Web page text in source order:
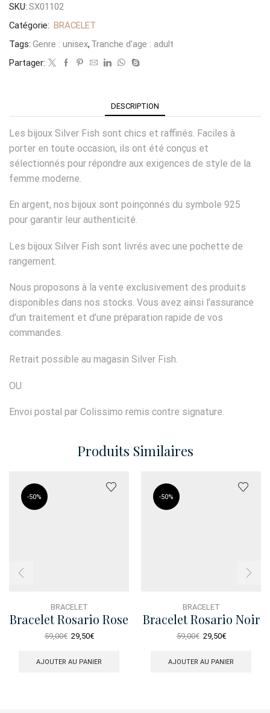
SKU: SX01102
Catégorie: BRACELET
Tags: Genre : unisex, Tranche d'age : adult
Partager:
DESCRIPTION
Les bijoux Silver Fish sont chics et raffinés. Faciles à
porter en toute occasion, ils ont été conçus et
sélectionnés pour répondre aux exigences de style de la
femme moderne.
En argent, nos bijoux sont poinçonnés du symbole 925
pour garantir leur authenticité.
Les bijoux Silver Fish sont livrés avec une pochette de
rangement.
Nous proposons à la vente exclusivement des produits
disponibles dans nos stocks. Vous avez ainsi l’assurance
d’un traitement et d’une préparation rapide de vos
commandes.
Retrait possible au magasin Silver Fish.
OU
Envoi postal par Colissimo remis contre signature.
Produits Similaires
-50%
BRACELET
Bracelet Rosario Rose
Blanc
59,00€ Le
initial
29,50€Le
actuel
AJOUTER AU PANIER
-50%
BRACELET
Bracelet Rosario Noir
59,00€ Le
initial
29,50€Le
actuel
AJOUTER AU PANIER